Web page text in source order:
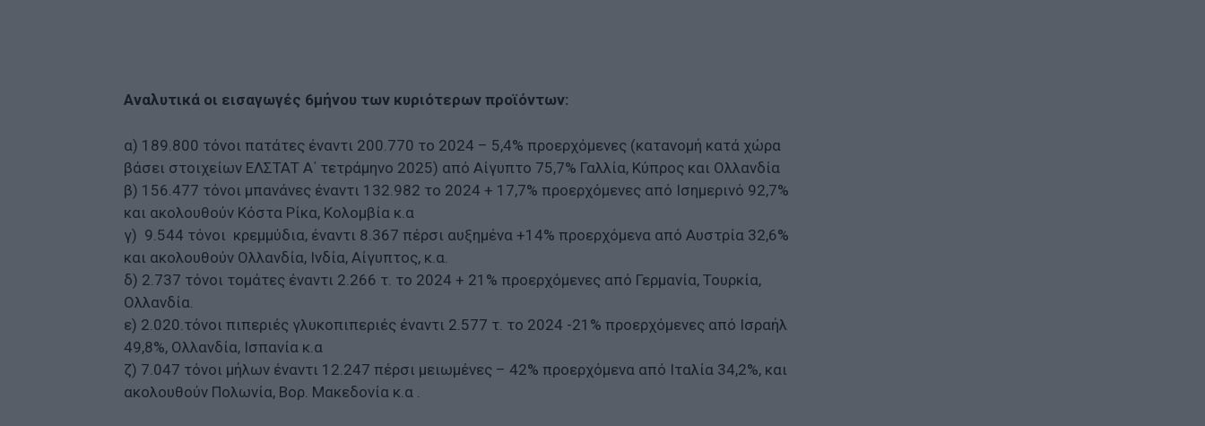
Αναλυτικά οι εισαγωγές 6μήνου των κυριότερων προϊόντων:
α) 189.800 τόνοι πατάτες έναντι 200.770 το 2024 – 5,4% προερχόμενες (κατανομή κατά χώρα
βάσει στοιχείων ΕΛΣΤΑΤ Α΄ τετράμηνο 2025) από Αίγυπτο 75,7% Γαλλία, Κύπρος και Ολλανδία
β) 156.477 τόνοι μπανάνες έναντι 132.982 το 2024 + 17,7% προερχόμενες από Ισημερινό 92,7%
και ακολουθούν Κόστα Ρίκα, Κολομβία κ.α
γ) 9.544 τόνοι κρεμμύδια, έναντι 8.367 πέρσι αυξημένα +14% προερχόμενα από Αυστρία 32,6%
και ακολουθούν Ολλανδία, Ινδία, Αίγυπτος, κ.α.
δ) 2.737 τόνοι τομάτες έναντι 2.266 τ. το 2024 + 21% προερχόμενες από Γερμανία, Τουρκία,
Ολλανδία.
ε) 2.020.τόνοι πιπεριές γλυκοπιπεριές έναντι 2.577 τ. το 2024 -21% προερχόμενες από Ισραήλ
49,8%, Ολλανδία, Ισπανία κ.α
ζ) 7.047 τόνοι μήλων έναντι 12.247 πέρσι μειωμένες – 42% προερχόμενα από Ιταλία 34,2%, και
ακολουθούν Πολωνία, Βορ. Μακεδονία κ.α .